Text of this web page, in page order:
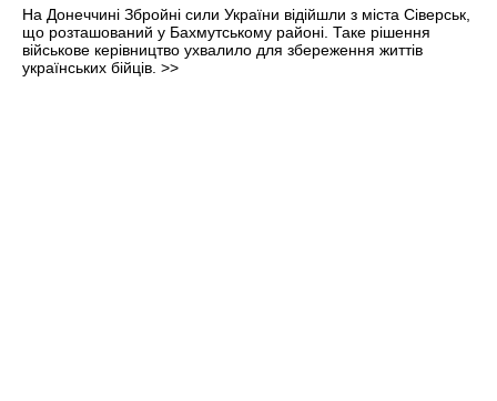
На Донеччині Збройні сили України відійшли з міста Сіверськ,
що розташований у Бахмутському районі. Таке рішення
військове керівництво ухвалило для збереження життів
українських бійців. >>